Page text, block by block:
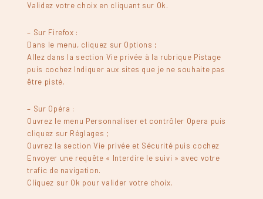
Validez votre choix en cliquant sur Ok.
– Sur Firefox :
Dans le menu, cliquez sur Options ;
Allez dans la section Vie privée à la rubrique Pistage
puis cochez Indiquer aux sites que je ne souhaite pas
être pisté.
– Sur Opéra :
Ouvrez le menu Personnaliser et contrôler Opera puis
cliquez sur Réglages ;
Ouvrez la section Vie privée et Sécurité puis cochez
Envoyer une requête « Interdire le suivi » avec votre
trafic de navigation.
Cliquez sur Ok pour valider votre choix.